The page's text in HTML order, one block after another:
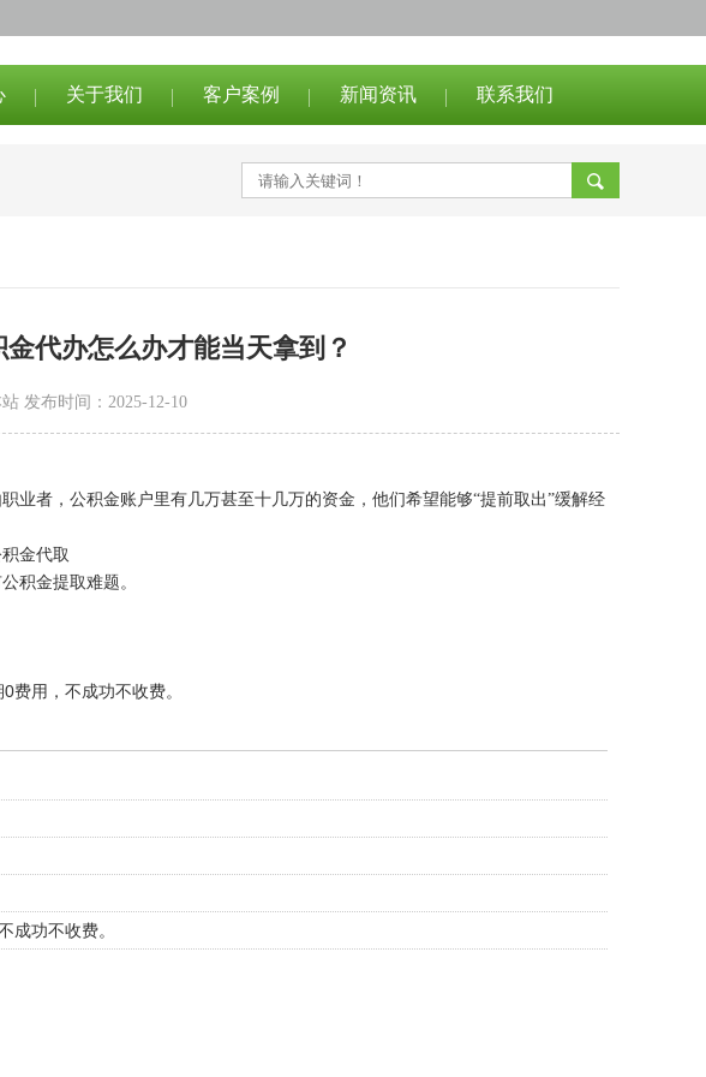
关于我们 客户案例 新闻资讯 联系我们
代办怎么办才能当天拿到？
发布时间：2025-12-10
业者，公积金账户里有几万甚至十几万的资金，他们希望能够“提前取出”缓解经
金代取
积金提取难题。
费用，不成功不收费。
成功不收费。